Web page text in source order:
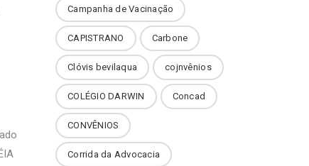
Campanha de Vacinação
CAPISTRANO Carbone
Clóvis bevilaqua cojnvênios
COLÉGIO DARWIN Concad
CONVÊNIOS
Corrida da Advocacia